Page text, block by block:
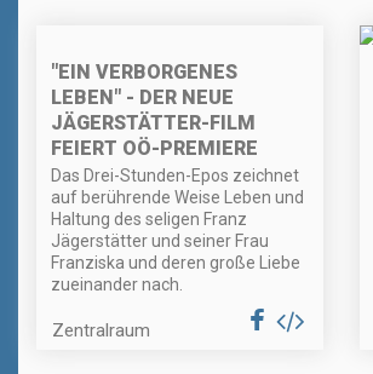
"EIN VERBORGENES
LEBEN" - DER NEUE
JÄGERSTÄTTER-FILM
FEIERT OÖ-PREMIERE
Das Drei-Stunden-Epos zeichnet
auf berührende Weise Leben und
Haltung des seligen Franz
Jägerstätter und seiner Frau
Franziska und deren große Liebe
zueinander nach.
Zentralraum